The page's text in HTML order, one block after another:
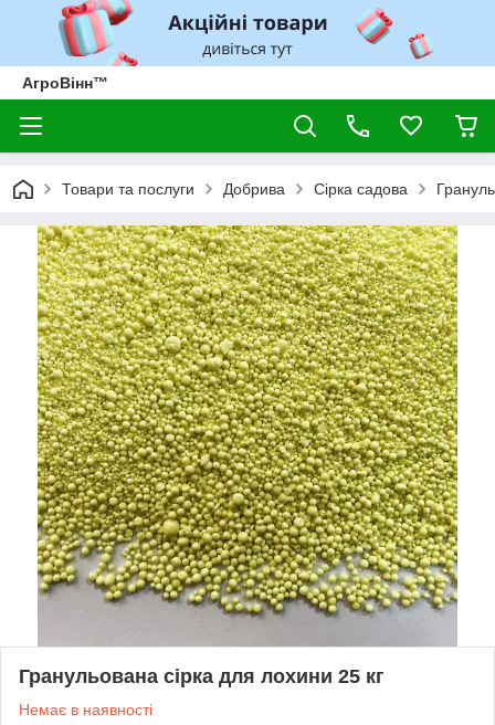
АгроВінн™
Товари та послуги Добрива Сірка садова
Гранульована сірка для лохини 25 кг
Немає в наявності